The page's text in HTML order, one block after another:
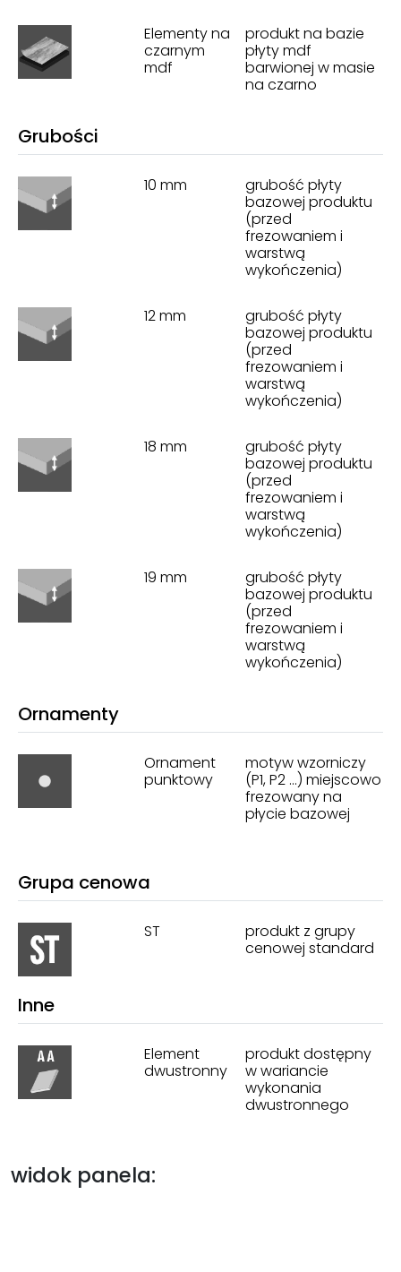
Elementy na
czarnym
mdf
produkt na bazie
płyty mdf
barwionej w masie
na czarno
Grubości
10 mm
grubość płyty
bazowej produktu
(przed
frezowaniem i
warstwą
wykończenia)
12 mm
grubość płyty
bazowej produktu
(przed
frezowaniem i
warstwą
wykończenia)
18 mm
grubość płyty
bazowej produktu
(przed
frezowaniem i
warstwą
wykończenia)
19 mm
grubość płyty
bazowej produktu
(przed
frezowaniem i
warstwą
wykończenia)
Ornamenty
Ornament
punktowy
motyw wzorniczy
(P1, P2 ...) miejscowo
frezowany na
płycie bazowej
Grupa cenowa
ST
produkt z grupy
cenowej standard
Inne
Element
dwustronny
produkt dostępny
w wariancie
wykonania
dwustronnego
widok panela: